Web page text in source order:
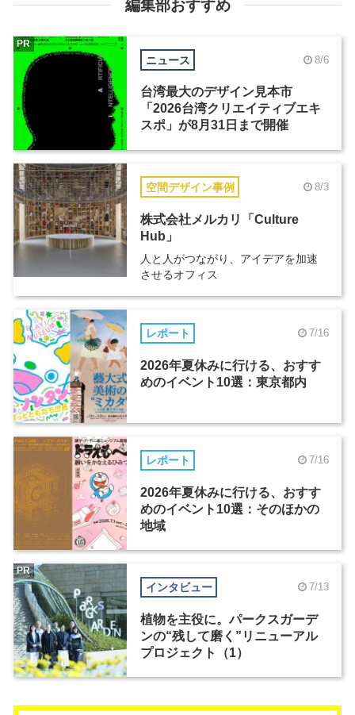
編集部おすすめ
ニュース 8/6
台湾最大のデザイン見本市
「2026台湾クリエイティブエキ
スポ」が8月31日まで開催
PR
空間デザイン事例 8/3
株式会社メルカリ「Culture
Hub」
人と人がつながり、アイデアを加速
させるオフィス
レポート 7/16
2026年夏休みに行ける、おすす
めのイベント10選：東京都内
レポート 7/16
2026年夏休みに行ける、おすす
めのイベント10選：そのほかの
地域
インタビュー 7/13
植物を主役に。パークスガーデ
ンの“残して磨く”リニューアル
プロジェクト（1）
PR